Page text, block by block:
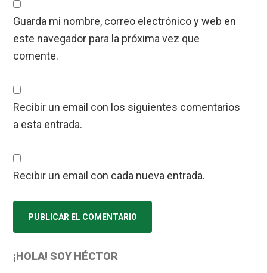
Guarda mi nombre, correo electrónico y web en
este navegador para la próxima vez que
comente.
Recibir un email con los siguientes comentarios
a esta entrada.
Recibir un email con cada nueva entrada.
Primary
¡HOLA! SOY HÉCTOR